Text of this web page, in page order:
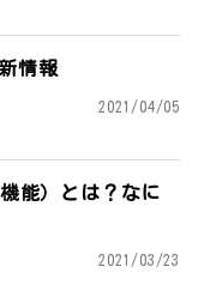
情報
2021/04/05
能）とは？なに
2021/03/23